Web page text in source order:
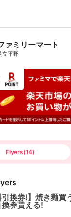
ァミリーマート
立平野
Flyers(14)